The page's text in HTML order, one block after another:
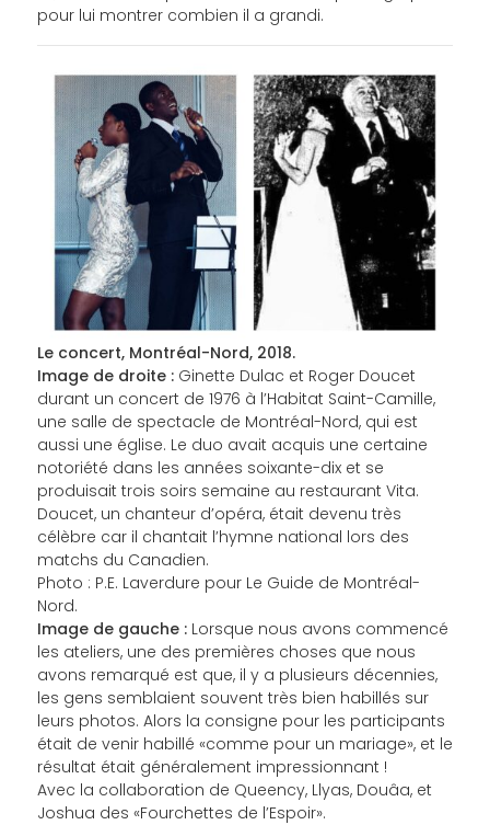
pour lui montrer combien il a grandi.
Le concert, Montréal-Nord, 2018.
Image de droite :Ginette Dulac et Roger Doucet
durant un concert de 1976 à l’Habitat Saint-Camille,
une salle de spectacle de Montréal-Nord, qui est
aussi une église. Le duo avait acquis une certaine
notoriété dans les années soixante-dix et se
produisait trois soirs semaine au restaurant Vita.
Doucet, un chanteur d’opéra, était devenu très
célèbre car il chantait l’hymne national lors des
matchs du Canadien.
Photo : P.E. Laverdure pour Le Guide de Montréal-
Nord.
Image de gauche :Lorsque nous avons commencé
les ateliers, une des premières choses que nous
avons remarqué est que, il y a plusieurs décennies,
les gens semblaient souvent très bien habillés sur
leurs photos. Alors la consigne pour les participants
était de venir habillé «comme pour un mariage», et le
résultat était généralement impressionnant !
Avec la collaboration de Queency, Llyas, Douâa, et
Joshua des «Fourchettes de l’Espoir».